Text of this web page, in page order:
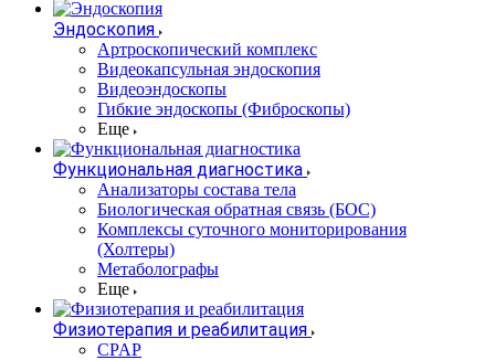
Эндоскопия
Артроскопический комплекс
Видеокапсульная эндоскопия
Видеоэндоскопы
Гибкие эндоскопы (Фиброcкопы)
Еще
Функциональная диагностика
Анализаторы состава тела
Биологическая обратная связь (БОС)
Комплексы суточного мониторирования
(Холтеры)
Метаболографы
Еще
Физиотерапия и реабилитация
CPAP